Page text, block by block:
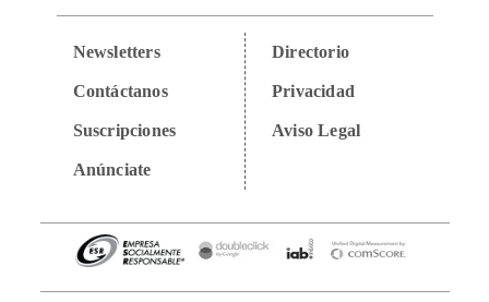
Newsletters
Contáctanos
Suscripciones
Anúnciate
Directorio
Privacidad
Aviso Legal